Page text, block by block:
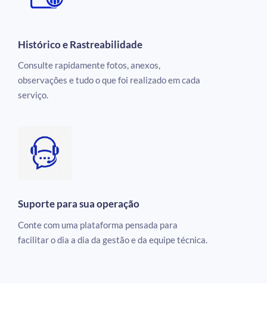
Histórico e Rastreabilidade
Consulte rapidamente fotos, anexos,
observações e tudo o que foi realizado em cada
serviço.
Suporte para sua operação
Conte com uma plataforma pensada para
facilitar o dia a dia da gestão e da equipe técnica.